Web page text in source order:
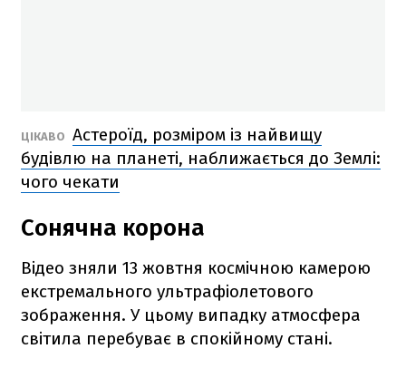
ЦІКАВО Астероїд, розміром із найвищу
будівлю на планеті, наближається до Землі:
чого чекати
Сонячна корона
Відео зняли 13 жовтня космічною камерою
екстремального ультрафіолетового
зображення. У цьому випадку атмосфера
світила перебуває в спокійному стані.